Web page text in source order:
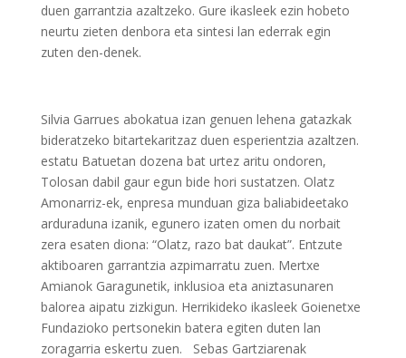
duen garrantzia azaltzeko. Gure ikasleek ezin hobeto
neurtu zieten denbora eta sintesi lan ederrak egin
zuten den-denek.
Silvia Garrues abokatua izan genuen lehena gatazkak
bideratzeko bitartekaritzaz duen esperientzia azaltzen.
estatu Batuetan dozena bat urtez aritu ondoren,
Tolosan dabil gaur egun bide hori sustatzen. Olatz
Amonarriz-ek, enpresa munduan giza baliabideetako
arduraduna izanik, egunero izaten omen du norbait
zera esaten diona: “Olatz, razo bat daukat”. Entzute
aktiboaren garrantzia azpimarratu zuen. Mertxe
Amianok Garagunetik, inklusioa eta aniztasunaren
balorea aipatu zizkigun. Herrikideko ikasleek Goienetxe
Fundazioko pertsonekin batera egiten duten lan
zoragarria eskertu zuen. Sebas Gartziarenak